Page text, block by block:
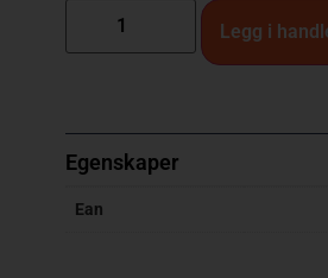
Legg i
Egenskaper
Ean